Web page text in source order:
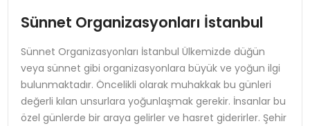
MAGAZIN
SAĞLIK
Sünnet Organizasyonları İstanbul
Sünnet Organizasyonları İstanbul Ülkemizde düğün
veya sünnet gibi organizasyonlara büyük ve yoğun ilgi
bulunmaktadır. Öncelikli olarak muhakkak bu günleri
değerli kılan unsurlara yoğunlaşmak gerekir. İnsanlar bu
özel günlerde bir araya gelirler ve hasret giderirler. Şehir